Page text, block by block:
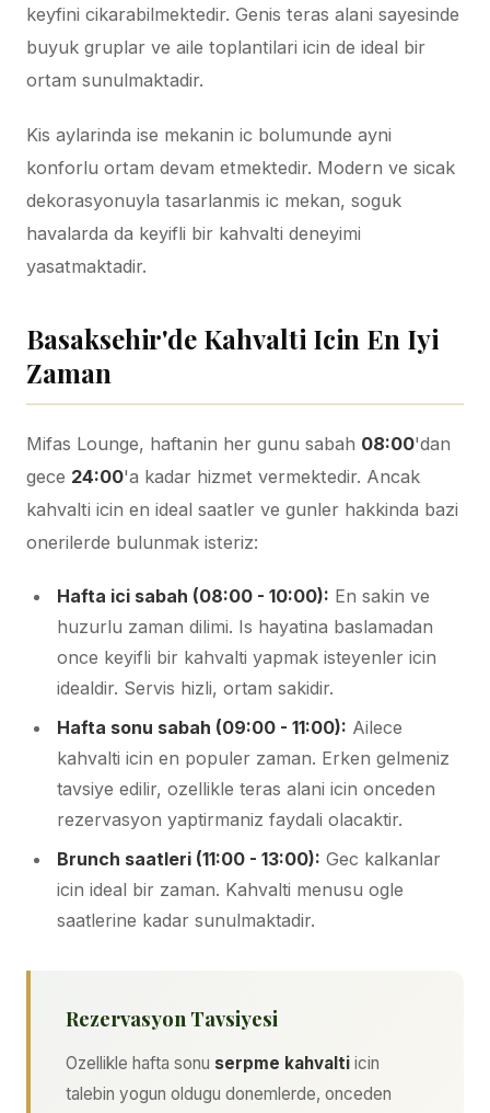
keyfini cikarabilmektedir. Genis teras alani sayesinde
buyuk gruplar ve aile toplantilari icin de ideal bir
ortam sunulmaktadir.
Kis aylarinda ise mekanin ic bolumunde ayni
konforlu ortam devam etmektedir. Modern ve sicak
dekorasyonuyla tasarlanmis ic mekan, soguk
havalarda da keyifli bir kahvalti deneyimi
yasatmaktadir.
Basaksehir'de Kahvalti Icin En Iyi
Zaman
Mifas Lounge, haftanin her gunu sabah 08:00'dan
gece 24:00'a kadar hizmet vermektedir. Ancak
kahvalti icin en ideal saatler ve gunler hakkinda bazi
onerilerde bulunmak isteriz:
Hafta ici sabah (08:00 - 10:00): En sakin ve
huzurlu zaman dilimi. Is hayatina baslamadan
once keyifli bir kahvalti yapmak isteyenler icin
idealdir. Servis hizli, ortam sakidir.
Hafta sonu sabah (09:00 - 11:00): Ailece
kahvalti icin en populer zaman. Erken gelmeniz
tavsiye edilir, ozellikle teras alani icin onceden
rezervasyon yaptirmaniz faydali olacaktir.
Brunch saatleri (11:00 - 13:00): Gec kalkanlar
icin ideal bir zaman. Kahvalti menusu ogle
saatlerine kadar sunulmaktadir.
Rezervasyon Tavsiyesi
Ozellikle hafta sonu serpme kahvalti icin
talebin yogun oldugu donemlerde, onceden